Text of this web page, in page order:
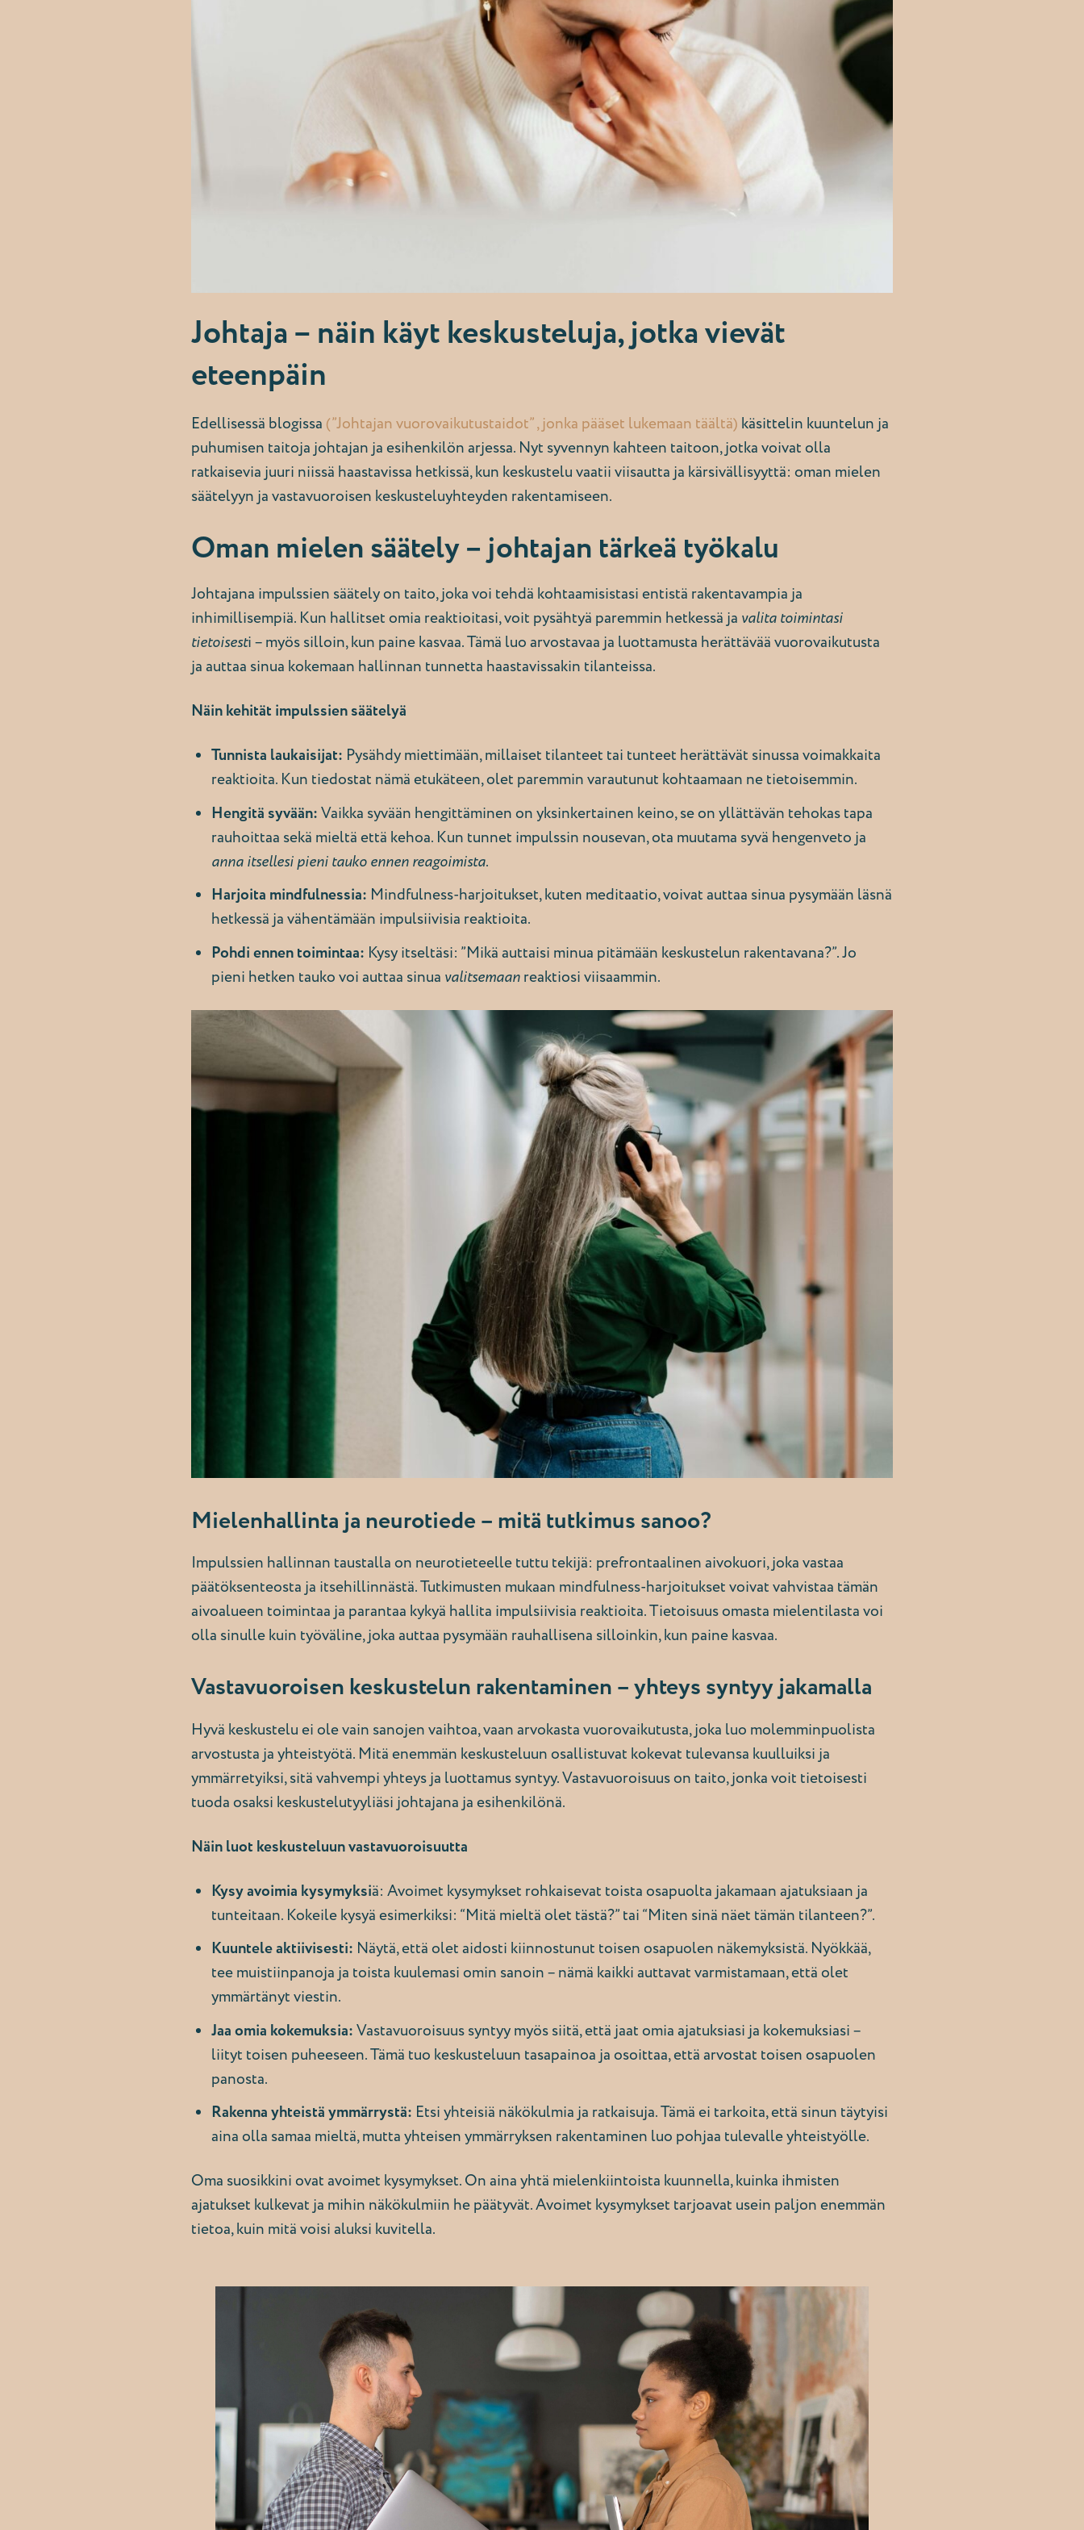
Johtaja – näin käyt keskusteluja, jotka vievät
eteenpäin
Edellisessä blogissa (”Johtajan vuorovaikutustaidot” , jonka pääset lukemaan täältä) käsittelin kuuntelun ja
puhumisen taitoja johtajan ja esihenkilön arjessa. Nyt syvennyn kahteen taitoon, jotka voivat olla
ratkaisevia juuri niissä haastavissa hetkissä, kun keskustelu vaatii viisautta ja kärsivällisyyttä: oman mielen
säätelyyn ja vastavuoroisen keskusteluyhteyden rakentamiseen.
Oman mielen säätely – johtajan tärkeä työkalu
Johtajana impulssien säätely on taito, joka voi tehdä kohtaamisistasi entistä rakentavampia ja
inhimillisempiä. Kun hallitset omia reaktioitasi, voit pysähtyä paremmin hetkessä ja valita toimintasi
tietoisesti – myös silloin, kun paine kasvaa. Tämä luo arvostavaa ja luottamusta herättävää vuorovaikutusta
ja auttaa sinua kokemaan hallinnan tunnetta haastavissakin tilanteissa.
Näin kehität impulssien säätelyä
Tunnista laukaisijat: Pysähdy miettimään, millaiset tilanteet tai tunteet herättävät sinussa voimakkaita
reaktioita. Kun tiedostat nämä etukäteen, olet paremmin varautunut kohtaamaan ne tietoisemmin.
Hengitä syvään:Vaikka syvään hengittäminen on yksinkertainen keino, se on yllättävän tehokas tapa
rauhoittaa sekä mieltä että kehoa. Kun tunnet impulssin nousevan, ota muutama syvä hengenveto ja
anna itsellesi pieni tauko ennen reagoimista.
Harjoita mindfulnessia: Mindfulness-harjoitukset, kuten meditaatio, voivat auttaa sinua pysymään läsnä
hetkessä ja vähentämään impulsiivisia reaktioita.
Pohdi ennen toimintaa: Kysy itseltäsi: ”Mikä auttaisi minua pitämään keskustelun rakentavana?”. Jo
pieni hetken tauko voi auttaa sinua valitsemaanreaktiosi viisaammin.
Mielenhallinta ja neurotiede – mitä tutkimus sanoo?
Impulssien hallinnan taustalla on neurotieteelle tuttu tekijä: prefrontaalinen aivokuori, joka vastaa
päätöksenteosta ja itsehillinnästä. Tutkimusten mukaan mindfulness-harjoitukset voivat vahvistaa tämän
aivoalueen toimintaa ja parantaa kykyä hallita impulsiivisia reaktioita. Tietoisuus omasta mielentilasta voi
olla sinulle kuin työväline, joka auttaa pysymään rauhallisena silloinkin, kun paine kasvaa.
Vastavuoroisen keskustelun rakentaminen – yhteys syntyy jakamalla
Hyvä keskustelu ei ole vain sanojen vaihtoa, vaan arvokasta vuorovaikutusta, joka luo molemminpuolista
arvostusta ja yhteistyötä. Mitä enemmän keskusteluun osallistuvat kokevat tulevansa kuulluiksi ja
ymmärretyiksi, sitä vahvempi yhteys ja luottamus syntyy. Vastavuoroisuus on taito, jonka voit tietoisesti
tuoda osaksi keskustelutyyliäsi johtajana ja esihenkilönä.
Näin luot keskusteluun vastavuoroisuutta
Kysy avoimia kysymyksiä: Avoimet kysymykset rohkaisevat toista osapuolta jakamaan ajatuksiaan ja
tunteitaan. Kokeile kysyä esimerkiksi: “Mitä mieltä olet tästä?” tai “Miten sinä näet tämän tilanteen?”.
Kuuntele aktiivisesti: Näytä, että olet aidosti kiinnostunut toisen osapuolen näkemyksistä. Nyökkää,
tee muistiinpanoja ja toista kuulemasi omin sanoin – nämä kaikki auttavat varmistamaan, että olet
ymmärtänyt viestin.
Jaa omia kokemuksia:Vastavuoroisuus syntyy myös siitä, että jaat omia ajatuksiasi ja kokemuksiasi –
liityt toisen puheeseen. Tämä tuo keskusteluun tasapainoa ja osoittaa, että arvostat toisen osapuolen
panosta.
Rakenna yhteistä ymmärrystä: Etsi yhteisiä näkökulmia ja ratkaisuja. Tämä ei tarkoita, että sinun täytyisi
aina olla samaa mieltä, mutta yhteisen ymmärryksen rakentaminen luo pohjaa tulevalle yhteistyölle.
Oma suosikkini ovat avoimet kysymykset. On aina yhtä mielenkiintoista kuunnella, kuinka ihmisten
ajatukset kulkevat ja mihin näkökulmiin he päätyvät. Avoimet kysymykset tarjoavat usein paljon enemmän
tietoa, kuin mitä voisi aluksi kuvitella.